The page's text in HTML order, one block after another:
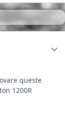
queste
1200R